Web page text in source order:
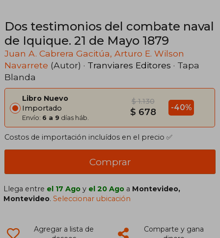
Dos testimonios del combate naval
de Iquique. 21 de Mayo 1879
Juan A. Cabrera Gacitúa, Arturo E. Wilson
Navarrete (Autor) · Tranviares Editores · Tapa
Blanda
Libro Nuevo
Importado
Envío: 6 a 9 días háb.
$ 1.130
$ 678 -40%
Costos de importación incluídos en el precio ✅
Comprar
Llega entre el 17 Ago y el 20 Ago a Montevideo,
Montevideo.Seleccionar ubicación
Agregar a lista de
Comparte y gana